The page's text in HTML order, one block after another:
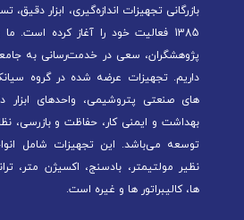
بازرگانی تجهیزات اندازه‌گیری، ابزار
1385 فعالیت خود را آغاز کرده
پژوهشگران، سعی در خدمت‌رسانی به
داریم. تجهیزات عرضه شده در گروه
های صنعتی پتروشیمی، واحدهای
بهداشت و ایمنی کار، حفاظت و بازرسی،
توسعه می‌باشد. این تجهیزات شامل
نظیر مولتیمتر، بادسنج، اکسیژن متر،
ها، کالیبراتور ها و غیره است.